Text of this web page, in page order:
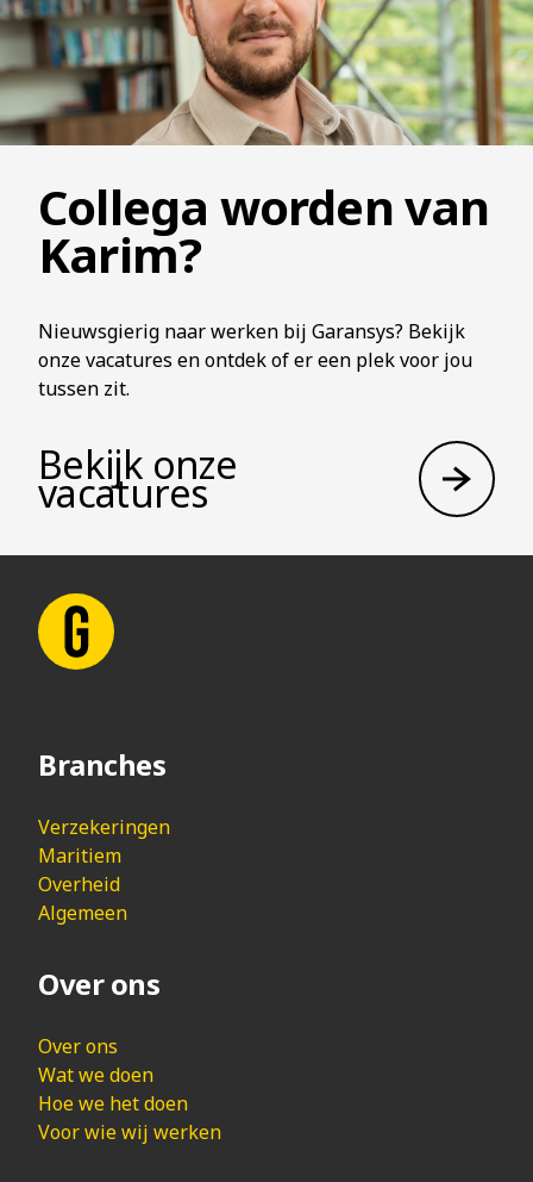
Collega worden van
Karim?
Nieuwsgierig naar werken bij Garansys? Bekijk
onze vacatures en ontdek of er een plek voor jou
tussen zit.
Bekijk onze
vacatures
Branches
Verzekeringen
Maritiem
Overheid
Algemeen
Over ons
Over ons
Wat we doen
Hoe we het doen
Voor wie wij werken